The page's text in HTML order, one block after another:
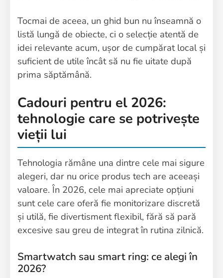
Tocmai de aceea, un ghid bun nu înseamnă o
listă lungă de obiecte, ci o selecție atentă de
idei relevante acum, ușor de cumpărat local și
suficient de utile încât să nu fie uitate după
prima săptămână.
Cadouri pentru el 2026:
tehnologie care se potrivește
vieții lui
Tehnologia rămâne una dintre cele mai sigure
alegeri, dar nu orice produs tech are aceeași
valoare. În 2026, cele mai apreciate opțiuni
sunt cele care oferă fie monitorizare discretă
și utilă, fie divertisment flexibil, fără să pară
excesive sau greu de integrat în rutina zilnică.
Smartwatch sau smart ring: ce alegi în
2026?